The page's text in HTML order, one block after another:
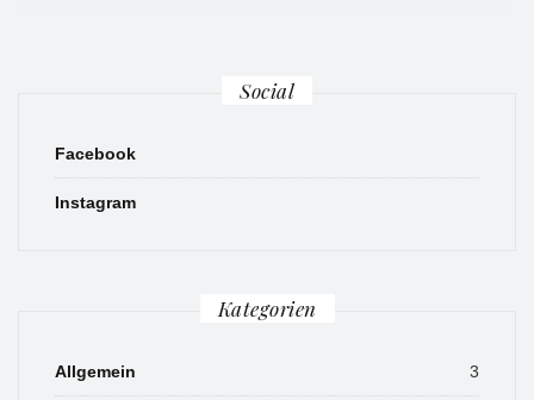
Social
Facebook
Instagram
Kategorien
Allgemein 3